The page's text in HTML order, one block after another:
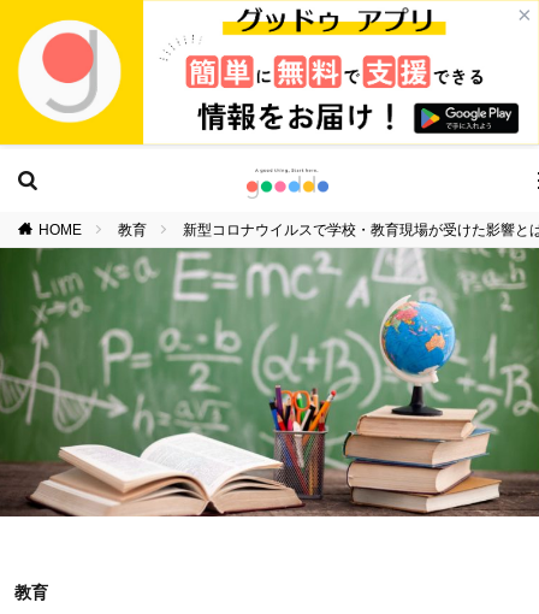
×
HOME 教育 新型コロナウイルスで学校・教育現場が受けた影響と
教育